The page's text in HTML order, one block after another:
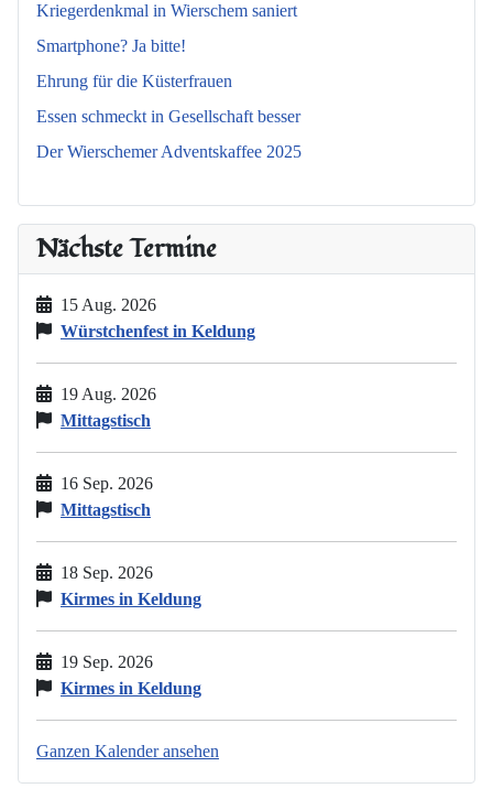
Kriegerdenkmal in Wierschem saniert
Smartphone? Ja bitte!
Ehrung für die Küsterfrauen
Essen schmeckt in Gesellschaft besser
Der Wierschemer Adventskaffee 2025
Nächste Termine
15 Aug. 2026
Würstchenfest in Keldung
19 Aug. 2026
Mittagstisch
16 Sep. 2026
Mittagstisch
18 Sep. 2026
Kirmes in Keldung
19 Sep. 2026
Kirmes in Keldung
Ganzen Kalender ansehen